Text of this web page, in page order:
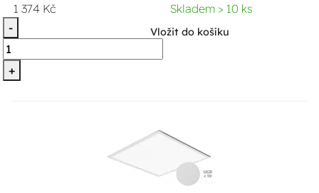
1 374 Kč
Skladem > 10 ks
-
+
Vložit do košíku